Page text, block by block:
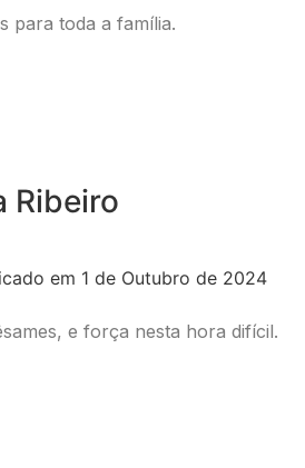
para toda a família.
Ribeiro
em 1 de Outubro de 2024
e força nesta hora difícil.